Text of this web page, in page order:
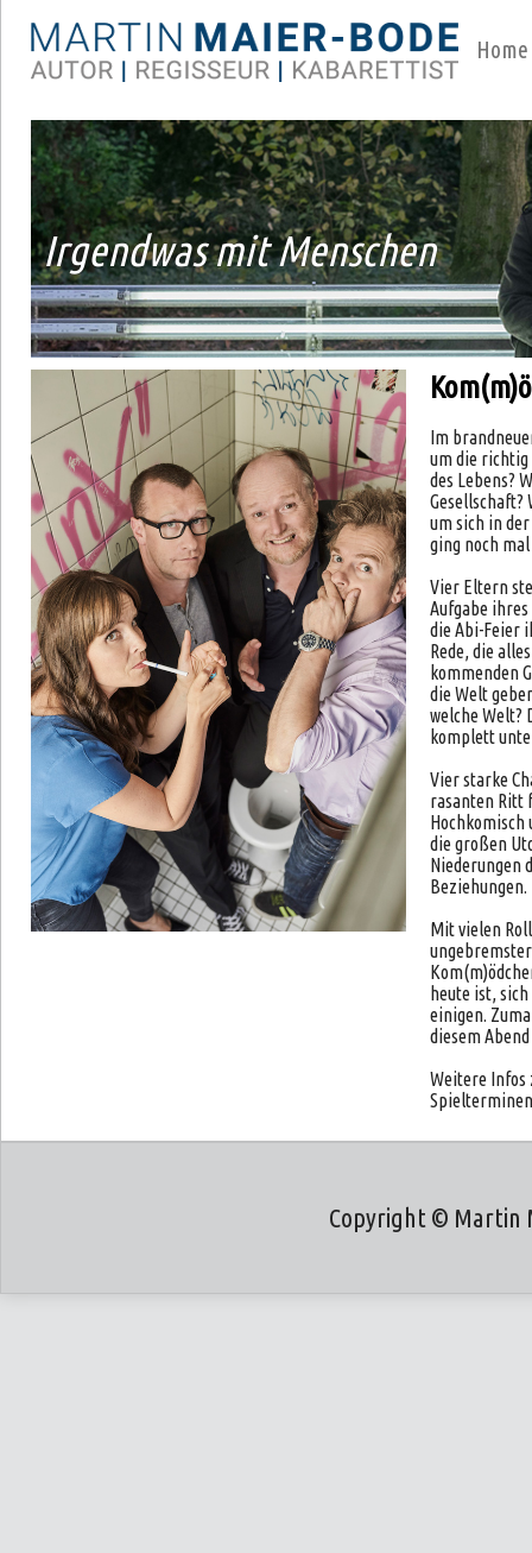
Home
Irgendwas mit Menschen
Im
um die richtig
des Lebens?
Gesellschaft?
um sich in
ging noch
Vier Eltern
Aufgabe ihres
die Abi-Feier
Rede, die
kommenden
die Welt
welche Welt?
komplett
Vier starke
rasanten Ritt
die großen
Niederungen
Beziehungen.
Mit vielen
heute ist,
einigen.
diesem
Weitere Infos
Copyright © Martin